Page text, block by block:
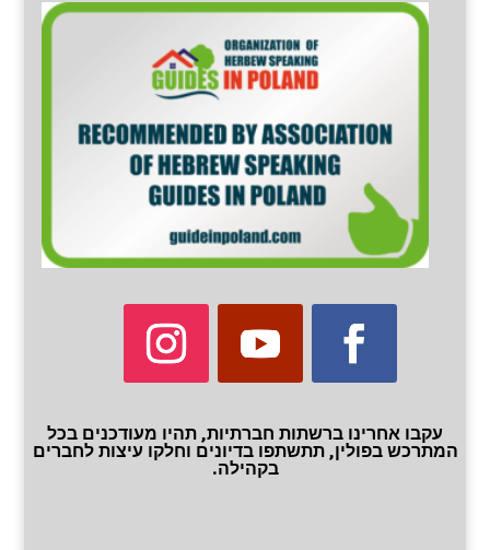
עקבו אחרינו ברשתות חברתיות, תהיו מעודכנים בכל
המתרכש בפולין, תתשתפו בדיונים וחלקו עיצות לחברים
בקהילה.